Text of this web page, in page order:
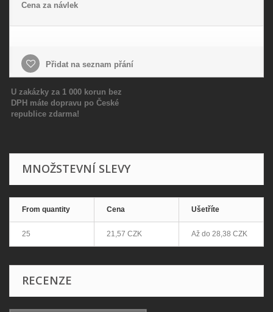
Cena za návlek
Přidat na seznam přání
U zakázky za 1 000 korun bez
DPH máte dopravu po České
republice zdarma!
MNOŽSTEVNÍ SLEVY
From quantity Cena Ušetříte
25 21,57 CZK Až do 28,38 CZK
RECENZE